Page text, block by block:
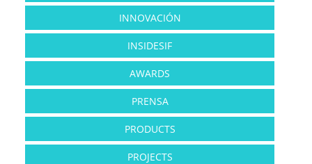
INNOVACIÓN
INSIDESIF
AWARDS
PRENSA
PRODUCTS
PROJECTS